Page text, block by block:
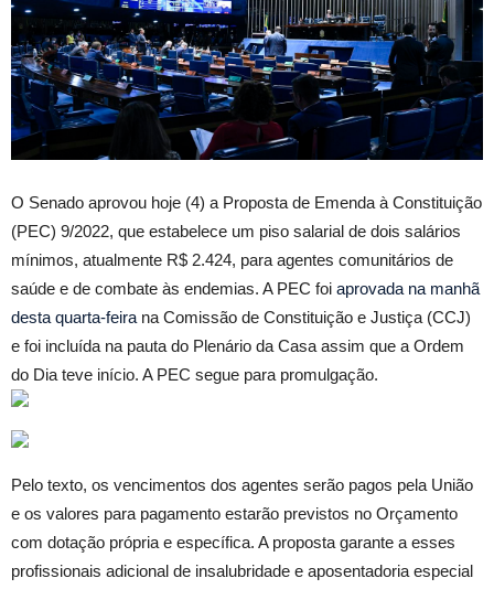
O Senado aprovou hoje (4) a Proposta de Emenda à Constituição
(PEC) 9/2022, que estabelece um piso salarial de dois salários
mínimos, atualmente R$ 2.424, para agentes comunitários de
saúde e de combate às endemias. A PEC foi aprovada na manhã
desta quarta-feira na Comissão de Constituição e Justiça (CCJ)
e foi incluída na pauta do Plenário da Casa assim que a Ordem
do Dia teve início. A PEC segue para promulgação.
Pelo texto, os vencimentos dos agentes serão pagos pela União
e os valores para pagamento estarão previstos no Orçamento
com dotação própria e específica. A proposta garante a esses
profissionais adicional de insalubridade e aposentadoria especial